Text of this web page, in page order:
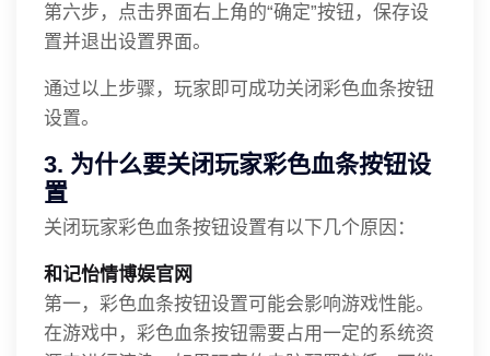
第六步，点击界面右上角的“确定”按钮，保存设
置并退出设置界面。
通过以上步骤，玩家即可成功关闭彩色血条按钮
设置。
3. 为什么要关闭玩家彩色血条按钮设
置
关闭玩家彩色血条按钮设置有以下几个原因：
和记怡情博娱官网
第一，彩色血条按钮设置可能会影响游戏性能。
在游戏中，彩色血条按钮需要占用一定的系统资